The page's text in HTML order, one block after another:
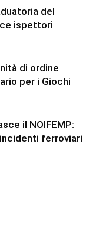
del
ispettori
di ordine
per i Giochi
il NOIFEMP:
ferroviari